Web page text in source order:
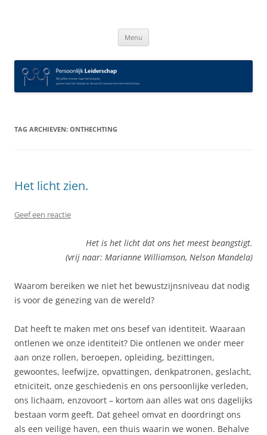
Menu
TAG ARCHIEVEN: ONTHECHTING
Het licht zien.
Geef een reactie
Het is het licht dat ons het meest beangstigt.
(vrij naar: Marianne Williamson, Nelson Mandela)
Waarom bereiken we niet het bewustzijnsniveau dat nodig
is voor de genezing van de wereld?
Dat heeft te maken met ons besef van identiteit. Waaraan
ontlenen we onze identiteit? Die ontlenen we onder meer
aan onze rollen, beroepen, opleiding, bezittingen,
gewoontes, leefwijze, opvattingen, denkpatronen, geslacht,
etniciteit, onze geschiedenis en ons persoonlijke verleden,
ons lichaam, enzovoort – kortom aan alles wat ons dagelijks
bestaan vorm geeft. Dat geheel omvat en doordringt ons
als een veilige haven, een thuis waarin we wonen. Behalve